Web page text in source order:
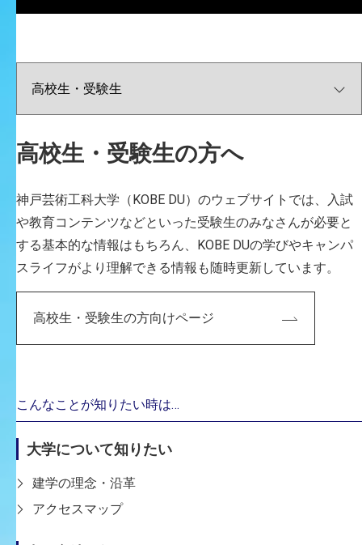
高校生・受験生の方へ
神戸芸術工科大学（KOBE DU）のウェブサイトでは、入試
や教育コンテンツなどといった受験生のみなさんが必要と
する基本的な情報はもちろん、KOBE DUの学びやキャンパ
スライフがより理解できる情報も随時更新しています。
高校生・受験生の方向けページ
こんなことが知りたい時は…
大学について知りたい
建学の理念・沿革
アクセスマップ
松村秀一
1957年兵庫県生まれ。
1985年東京大学大学院工学系研究科建築学専攻
博士課程修了。工学博士。
特任教授さらに早稲田大学理工学術院総合研究所
上級研究員・研究院教授を歴任。
2024年神戸芸術工科大学学長に就任。
「芸術」と「工学」の融合が求め
られる時代です
人がそれぞれに独立して考え動く。それが「個人」。
人と人がSNS等のさまざまな空間で自在に結び付き、
そこに大小さまざまな「社会」が生じ、その中で各「個
それが今という時代のあり様です。